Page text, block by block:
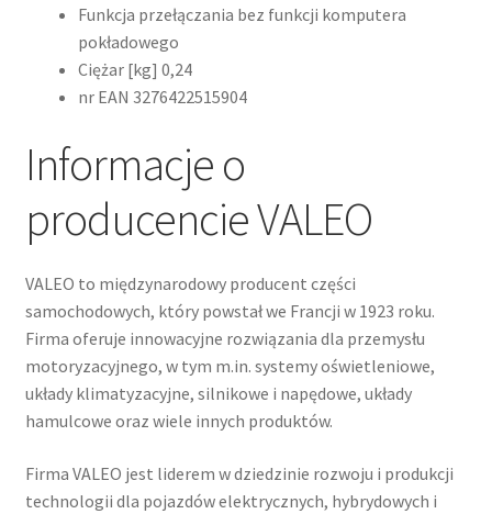
Funkcja przełączania bez funkcji komputera
pokładowego
Ciężar [kg] 0,24
nr EAN 3276422515904
Informacje o
producencie VALEO
VALEO to międzynarodowy producent części
samochodowych, który powstał we Francji w 1923 roku.
Firma oferuje innowacyjne rozwiązania dla przemysłu
motoryzacyjnego, w tym m.in. systemy oświetleniowe,
układy klimatyzacyjne, silnikowe i napędowe, układy
hamulcowe oraz wiele innych produktów.
Firma VALEO jest liderem w dziedzinie rozwoju i produkcji
technologii dla pojazdów elektrycznych, hybrydowych i